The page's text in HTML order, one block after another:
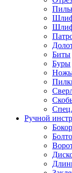
Биты
Буры
Ручной